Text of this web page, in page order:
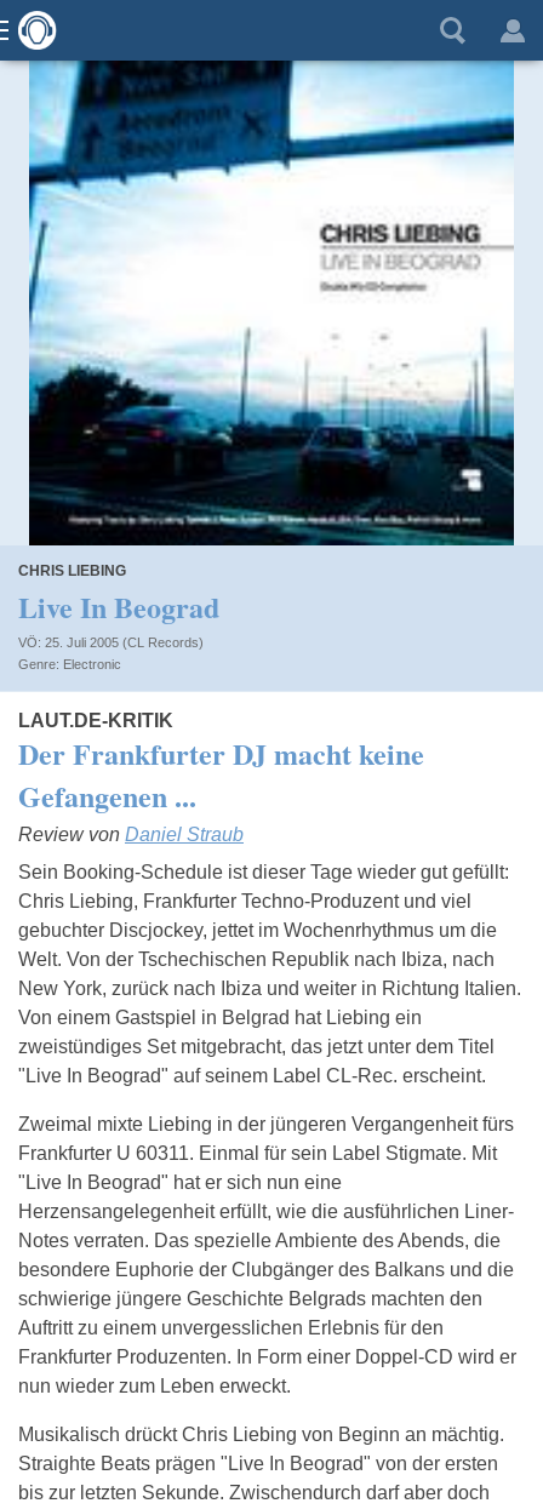
CHRIS LIEBING
Live In Beograd
VÖ: 25. Juli 2005 (CL Records)
Electronic
LAUT.DE-KRITIK
Der Frankfurter DJ macht keine
Gefangenen ...
Review von Daniel Straub
Sein Booking-Schedule ist dieser Tage wieder gut gefüllt:
Chris Liebing, Frankfurter Techno-Produzent und viel
gebuchter Discjockey, jettet im Wochenrhythmus um die
Welt. Von der Tschechischen Republik nach Ibiza, nach
New York, zurück nach Ibiza und weiter in Richtung Italien.
Von einem Gastspiel in Belgrad hat Liebing ein
zweistündiges Set mitgebracht, das jetzt unter dem Titel
"Live In Beograd" auf seinem Label CL-Rec. erscheint.
Zweimal mixte Liebing in der jüngeren Vergangenheit fürs
Frankfurter U 60311. Einmal für sein Label Stigmate. Mit
"Live In Beograd" hat er sich nun eine
Herzensangelegenheit erfüllt, wie die ausführlichen Liner-
Notes verraten. Das spezielle Ambiente des Abends, die
besondere Euphorie der Clubgänger des Balkans und die
schwierige jüngere Geschichte Belgrads machten den
Auftritt zu einem unvergesslichen Erlebnis für den
Frankfurter Produzenten. In Form einer Doppel-CD wird er
nun wieder zum Leben erweckt.
Musikalisch drückt Chris Liebing von Beginn an mächtig.
Straighte Beats prägen "Live In Beograd" von der ersten
bis zur letzten Sekunde. Zwischendurch darf aber doch